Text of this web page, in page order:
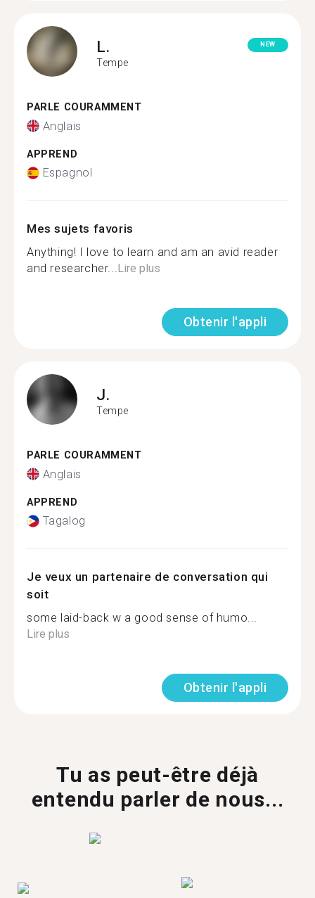
L.
Tempe
NEW
PARLE COURAMMENT
Anglais
APPREND
Espagnol
Mes sujets favoris
Anything! I love to learn and am an avid reader
and researcher...Lire plus
Obtenir l'appli
J.
Tempe
PARLE COURAMMENT
Anglais
APPREND
Tagalog
Je veux un partenaire de conversation qui
soit
some laid-back w a good sense of humo...
Lire plus
Obtenir l'appli
Tu as peut-être déjà
entendu parler de nous...